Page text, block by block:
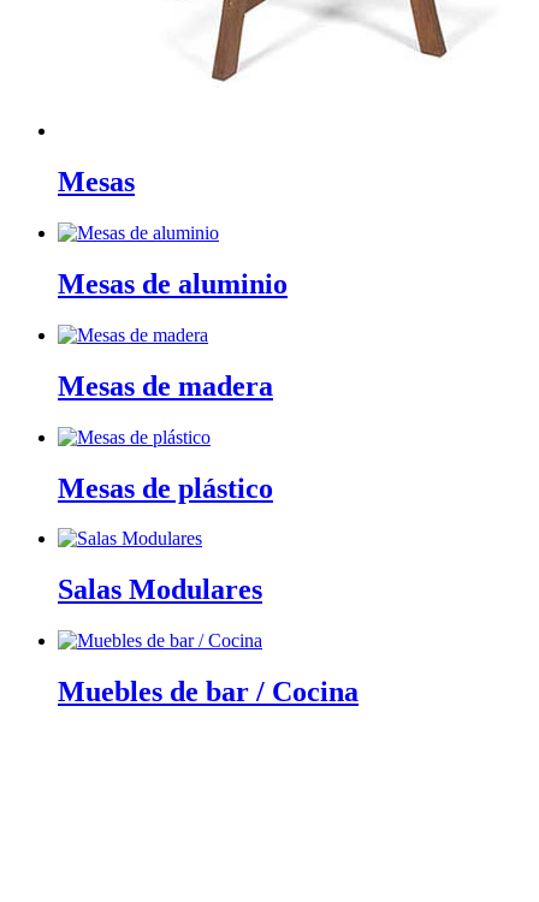
Mesas
Mesas de aluminio
Mesas de madera
Mesas de plástico
Salas Modulares
Muebles de bar / Cocina